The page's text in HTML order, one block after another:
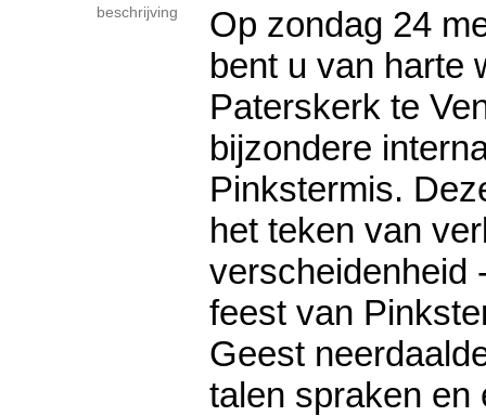
beschrijving
Op zondag 24
bent u van harte
Paterskerk te
bijzondere
Pinkstermis.
het teken van
verscheidenheid
feest van
Geest
talen spraken en